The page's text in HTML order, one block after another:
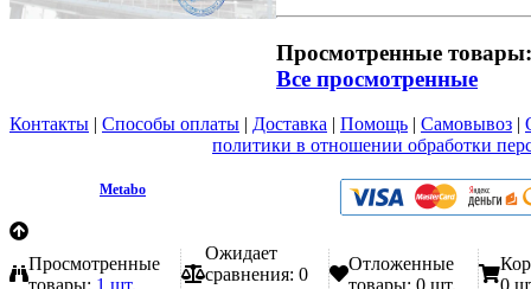
Просмотренные товары:
Все просмотренные
Контакты | Способы оплаты | Доставка | Помощь | Самовывоз |
политики в отношении обработки
Metabo
Просмотренные
товары: 1 шт.
Ожидает
сравнения: 0
Отложенные
товары: 0 шт.
0